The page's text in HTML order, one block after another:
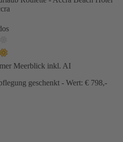
Meerblick inkl. AI
geschenkt - Wert: € 798,-